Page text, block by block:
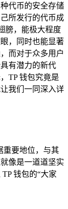
代币的安全存储
所发行的代币成
膀，能极大程度
，同时也能显著
而对于众多用户
有潜力的新代
TP 钱包究竟是
我们一同深入详
重要地位，与其
像是一道道坚实
钱包的“大家